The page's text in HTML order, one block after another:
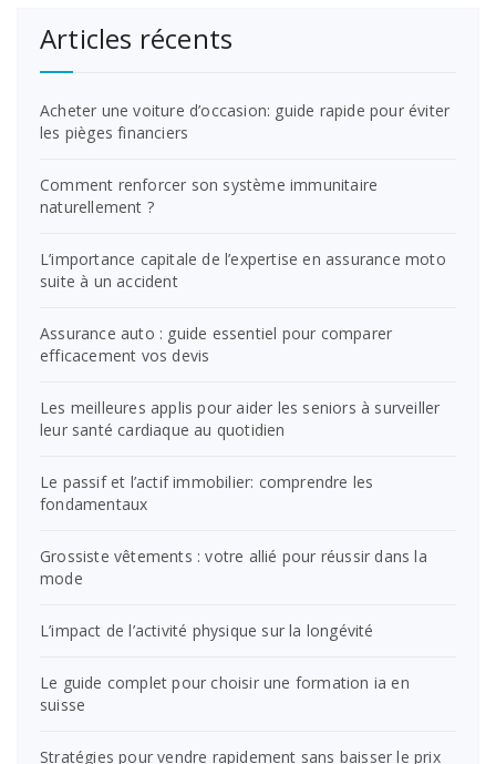
Articles récents
Acheter une voiture d’occasion: guide rapide pour éviter
les pièges financiers
Comment renforcer son système immunitaire
naturellement ?
L’importance capitale de l’expertise en assurance moto
suite à un accident
Assurance auto : guide essentiel pour comparer
efficacement vos devis
Les meilleures applis pour aider les seniors à surveiller
leur santé cardiaque au quotidien
Le passif et l’actif immobilier: comprendre les
fondamentaux
Grossiste vêtements : votre allié pour réussir dans la
mode
L’impact de l’activité physique sur la longévité
Le guide complet pour choisir une formation ia en
suisse
Stratégies pour vendre rapidement sans baisser le prix